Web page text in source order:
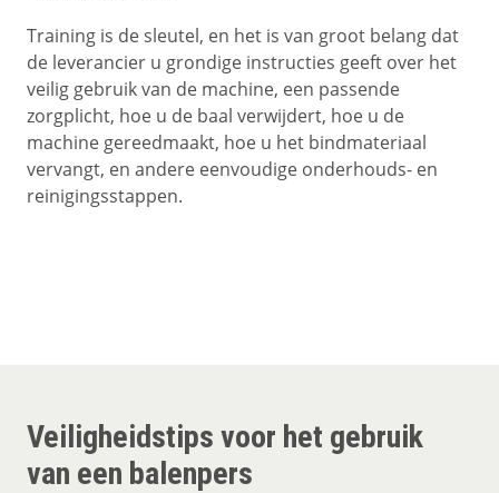
Training is de sleutel, en het is van groot belang dat
de leverancier u grondige instructies geeft over het
veilig gebruik van de machine, een passende
zorgplicht, hoe u de baal verwijdert, hoe u de
machine gereedmaakt, hoe u het bindmateriaal
vervangt, en andere eenvoudige onderhouds- en
reinigingsstappen.
Veiligheidstips voor het gebruik
van een balenpers